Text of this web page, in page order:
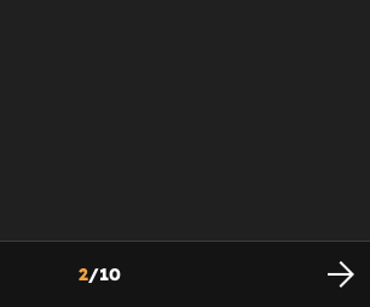
2/10